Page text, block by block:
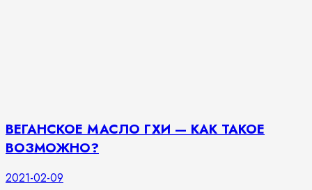
ВЕГАНСКОЕ МАСЛО ГХИ — КАК ТАКОЕ
ВОЗМОЖНО?
2021-02-09